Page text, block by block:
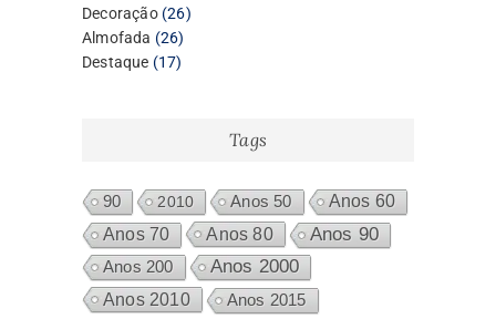
Decoração 2626
Almofada 2626
produtos
Destaque 1717
Tags
90 2010 Anos 50
Anos 60
Anos 70
Anos 80 Anos 90
Anos 200 Anos 2000
Anos 2010 Anos 2015